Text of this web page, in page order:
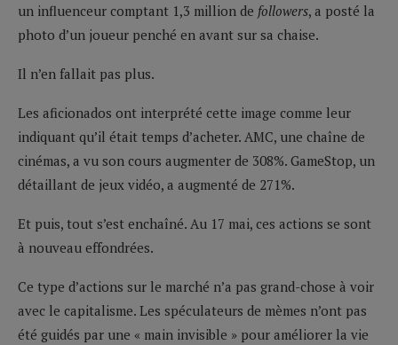
un influenceur comptant 1,3 million de followers, a posté la
photo d’un joueur penché en avant sur sa chaise.
Il n’en fallait pas plus.
Les aficionados ont interprété cette image comme leur
indiquant qu’il était temps d’acheter. AMC, une chaîne de
cinémas, a vu son cours augmenter de 308%. GameStop, un
détaillant de jeux vidéo, a augmenté de 271%.
Et puis, tout s’est enchaîné. Au 17 mai, ces actions se sont
à nouveau effondrées.
Ce type d’actions sur le marché n’a pas grand-chose à voir
avec le capitalisme. Les spéculateurs de mèmes n’ont pas
été guidés par une « main invisible » pour améliorer la vie